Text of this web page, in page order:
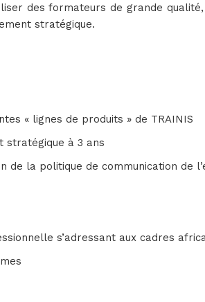
des formateurs de grande
stratégique.
« lignes de produits » de TRAINIS
stratégique à 3 ans
la politique de communication de
s’adressant aux cadres